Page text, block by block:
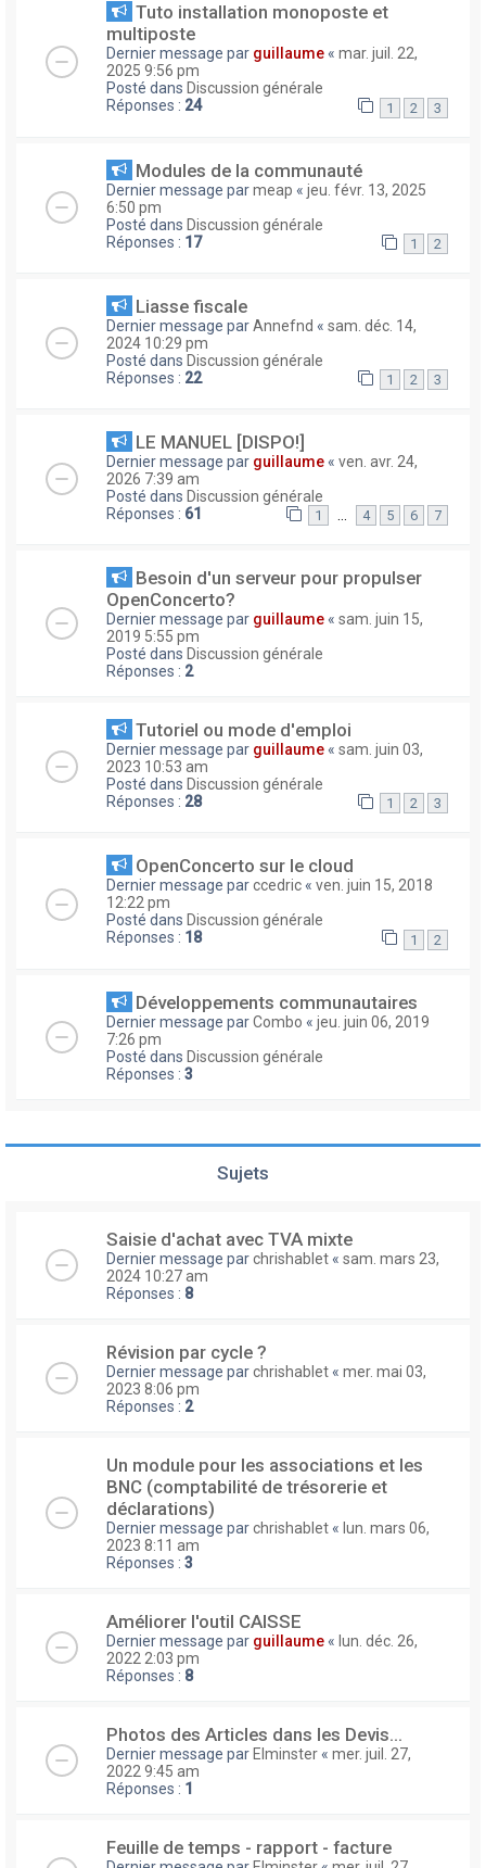
Tuto installation monoposte et
multiposte
Dernier message par guillaume « mar. juil. 22,
2025 9:56 pm
Posté dans Discussion générale
Réponses : 24 1 2 3
Modules de la communauté
Dernier message parmeap « jeu. févr. 13, 2025
6:50 pm
Posté dans Discussion générale
Réponses : 17 1 2
Liasse fiscale
Dernier message parAnnefnd « sam. déc. 14,
2024 10:29 pm
Posté dans Discussion générale
Réponses : 22 1 2 3
LE MANUEL [DISPO!]
Dernier message par guillaume « ven. avr. 24,
2026 7:39 am
Posté dans Discussion générale
Réponses : 61 1 … 4 5 6 7
Besoin d'un serveur pour propulser
OpenConcerto?
Dernier message par guillaume « sam. juin 15,
2019 5:55 pm
Posté dans Discussion générale
Réponses : 2
Tutoriel ou mode d'emploi
Dernier message par guillaume « sam. juin 03,
2023 10:53 am
Posté dans Discussion générale
Réponses : 28 1 2 3
OpenConcerto sur le cloud
Dernier message parccedric « ven. juin 15, 2018
12:22 pm
Posté dans Discussion générale
Réponses : 18 1 2
Développements communautaires
Dernier message parCombo « jeu. juin 06, 2019
7:26 pm
Posté dans Discussion générale
Réponses : 3
Sujets
Saisie d'achat avec TVA mixte
Dernier message parchrishablet « sam. mars 23,
2024 10:27 am
Réponses : 8
Révision par cycle ?
Dernier message parchrishablet « mer. mai 03,
2023 8:06 pm
Réponses : 2
Un module pour les associations et les
BNC (comptabilité de trésorerie et
déclarations)
Dernier message parchrishablet « lun. mars 06,
2023 8:11 am
Réponses : 3
Améliorer l'outil CAISSE
Dernier message par guillaume « lun. déc. 26,
2022 2:03 pm
Réponses : 8
Photos des Articles dans les Devis...
Dernier message parElminster « mer. juil. 27,
2022 9:45 am
Réponses : 1
Feuille de temps - rapport - facture